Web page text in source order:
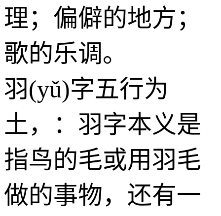
理；偏僻的地方；
歌的乐调。
羽(yǔ)字五行为
土，：羽字本义是
指鸟的毛或用羽毛
做的事物，还有一